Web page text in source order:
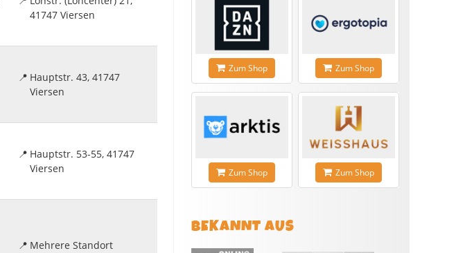
41747 Viersen
📍 Hauptstr. 43, 41747
Viersen
📍 Hauptstr. 53-55, 41747
Viersen
📍 Mehrere Standort
Zum Shop Zum Shop
Zum Shop Zum Shop
BEKANNT AUS